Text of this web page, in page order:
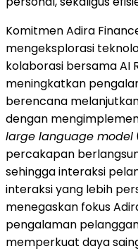
Komitmen Adira
mengeksplorasi
kolaborasi bersama AI
meningkatkan
berencana
dengan
large language model
percakapan
sehingga interaksi
interaksi yang lebih
menegaskan fokus
pengalaman
memperkuat daya